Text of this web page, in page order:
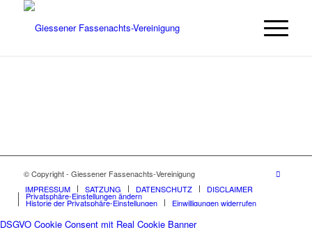
© Copyright - Giessener Fassenachts-Vereinigung
IMPRESSUM
SATZUNG DATENSCHUTZ DISCLAIMER
Privatsphäre-Einstellungen ändern
Historie der Privatsphäre-Einstellungen Einwilligungen widerrufen
DSGVO Cookie Consent mit Real Cookie Banner